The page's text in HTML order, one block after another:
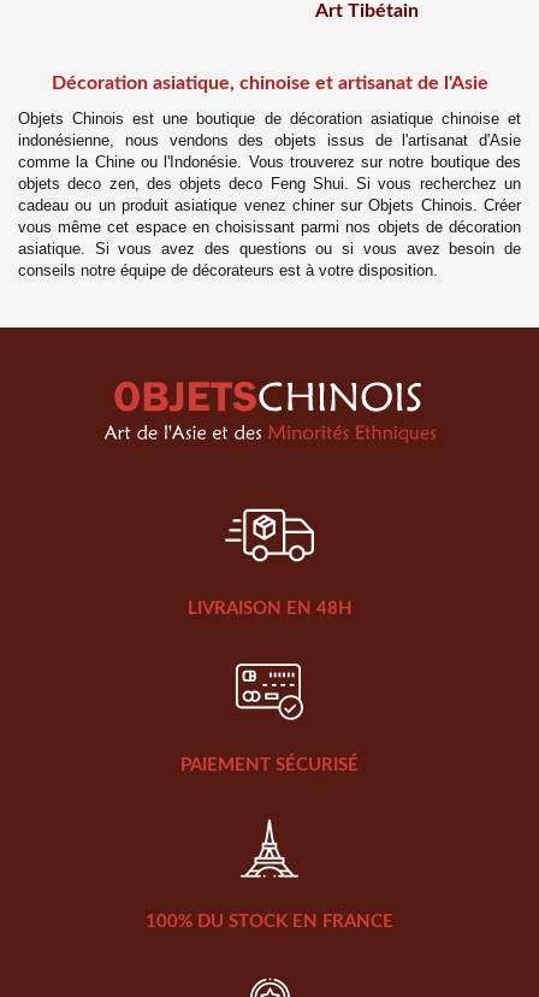
Art Tibétain
Décoration asiatique, chinoise et artisanat de l'Asie
Objets Chinois est une boutique de décoration asiatique chinoise et
indonésienne, nous vendons des objets issus de l'artisanat d'Asie
comme la Chine ou l'Indonésie. Vous trouverez sur notre boutique des
objets deco zen, des objets deco Feng Shui. Si vous recherchez un
cadeau ou un produit asiatique venez chiner sur Objets Chinois. Créer
vous même cet espace en choisissant parmi nos objets de décoration
asiatique. Si vous avez des questions ou si vous avez besoin de
conseils notre équipe de décorateurs est à votre disposition.
LIVRAISON EN 48H
PAIEMENT SÉCURISÉ
100% DU STOCK EN FRANCE